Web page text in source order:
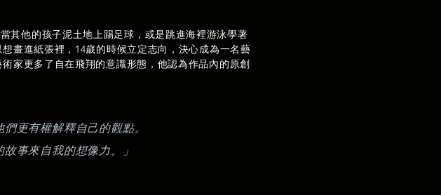
其他的孩子泥土地上踢足球， 或是跳進海裡游泳學著
畫進紙張裡，14歲的時候立定志向，決心成為一名藝
家更多了自在飛翔的意識形態，他認為作品內的原創
更有權解釋自己的觀點。
事來自我的想像力。」